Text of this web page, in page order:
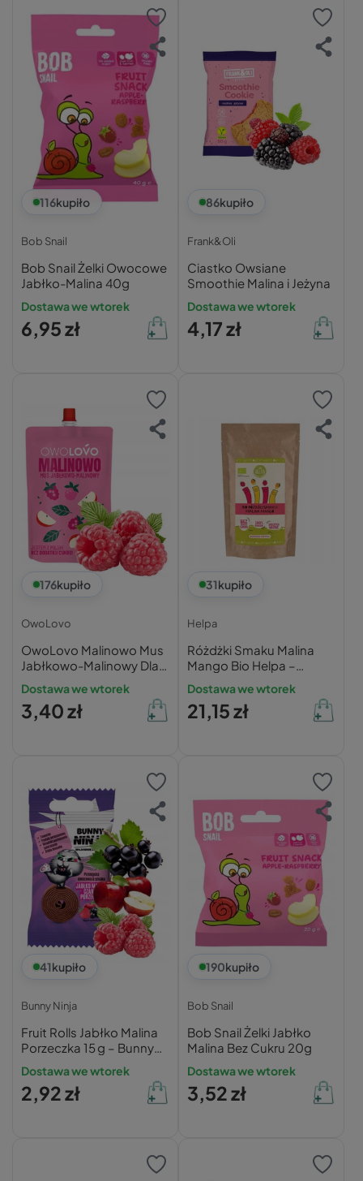
116kupiło
Bob Snail
Bob Snail Żelki Owocowe
Jabłko-Malina 40g
Dostawa we wtorek
6,95 zł
86kupiło
Frank&Oli
Ciastko Owsiane
Smoothie Malina i Jeżyna
Dostawa we wtorek
4,17 zł
176kupiło
OwoLovo
OwoLovo Malinowo Mus
Jabłkowo-Malinowy Dla
Dzieci 200g
Dostawa we wtorek
3,40 zł
31kupiło
Helpa
Różdżki Smaku Malina
Mango Bio Helpa –
ekologiczne owoce
liofilizowane
Dostawa we wtorek
21,15 zł
41kupiło
Bunny Ninja
Fruit Rolls Jabłko Malina
Porzeczka 15 g – Bunny
Ninja
Dostawa we wtorek
2,92 zł
190kupiło
Bob Snail
Bob Snail Żelki Jabłko
Malina Bez Cukru 20g
Dostawa we wtorek
3,52 zł